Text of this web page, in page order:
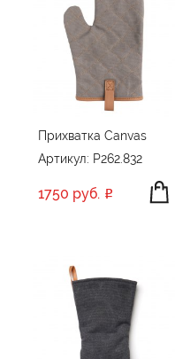
Прихватка Canvas
Артикул: P262.832
1750 руб.